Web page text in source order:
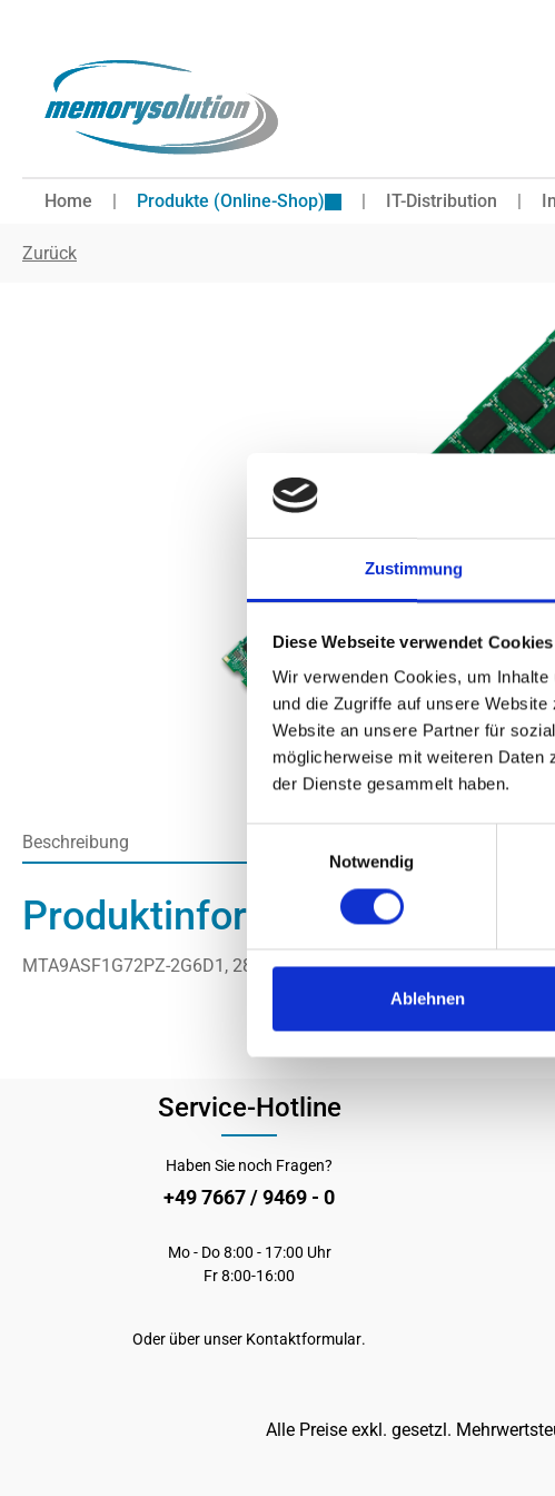
Zustimmung
Diese Webseite verwendet Cookies
Wir verwenden Cookies, um
und die Zugriffe auf unsere
Website an unsere Partner für
möglicherweise mit weiteren Daten
der Dienste gesammelt haben.
Notwendig
Ablehnen
Home Produkte (Online-Shop) IT-Distribution
Zurück
Beschreibung
Produktinformationen "8GB
MTA9ASF1G72PZ-2G6D1, 288PIN 9C/SS 1R 1,2V 1,23" Pb-/
Service-Hotline
Haben Sie noch Fragen?
+49 7667 / 9469 - 0
Mo - Do 8:00 - 17:00 Uhr
Fr 8:00-16:00
Oder über unser Kontaktformular.
Alle Preise exkl. gesetzl.